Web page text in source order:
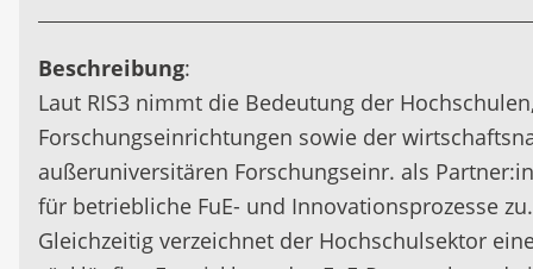
Beschreibung:
Laut RIS3 nimmt die Bedeutung der
Forschungseinrichtungen sowie der
außeruniversitären Forschungseinr. als
für betriebliche FuE- und Innovationsprozesse zu.
Gleichzeitig verzeichnet der Hochschulsektor